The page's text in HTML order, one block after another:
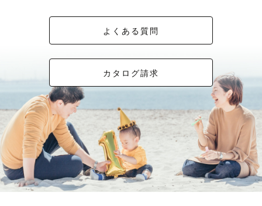
よくある質問
カタログ請求